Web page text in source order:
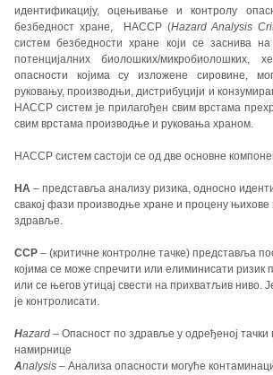
идентификацију, оцењивање и контролу
безбедност хране, HACCP (Hazard Analysis
систем безбедности хране који се заснива
потенцијалних биолошких/микробиолошких,
опасности којима су изложене сировине,
руковању, производњи, дистрибуцији и
HACCP систем је прилагођен свим врстама
свим врстама производње и руковања храном.
HACCP систем састоји се од две основне
HA – представља анализу ризика, односно
свакој фази производње хране и процену
здравље.
CCP – (критичне контролне тачке) представља
којима се може спречити или елиминисати ризик
или се његов утицај свести на прихватљив ниво.
је контролисати.
Hazard – Опасност по здравље у одређеној
намирнице
Analysis – Анализа опасности могуће